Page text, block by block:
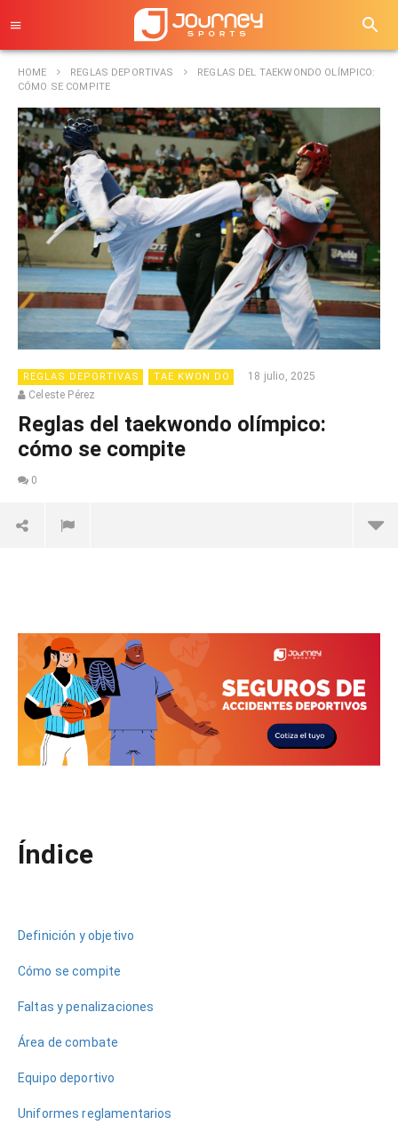
HOME REGLAS DEPORTIVAS
REGLAS DEL TAEKWONDO OLÍMPICO:
CÓMO SE COMPITE
REGLAS DEPORTIVAS TAE KWON DO
18 julio, 2025
Celeste Pérez
Reglas del taekwondo olímpico:
cómo se compite
0
Reglas del taekwondo olímpico: cómo se compite
Pérez
Índice
Definición y objetivo
Cómo se compite
Faltas y penalizaciones
Área de combate
Equipo deportivo
Uniformes reglamentarios